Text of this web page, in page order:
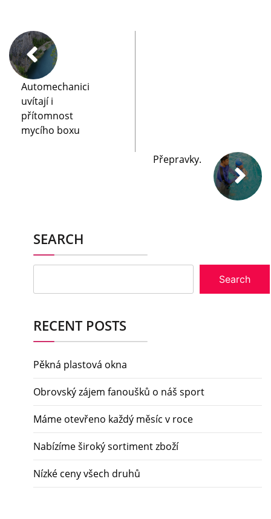
Automechanici
uvítají i
přítomnost
mycího boxu
Přepravky.
SEARCH
Search
RECENT POSTS
Pěkná plastová okna
Obrovský zájem fanoušků o náš sport
Máme otevřeno každý měsíc v roce
Nabízíme široký sortiment zboží
Nízké ceny všech druhů